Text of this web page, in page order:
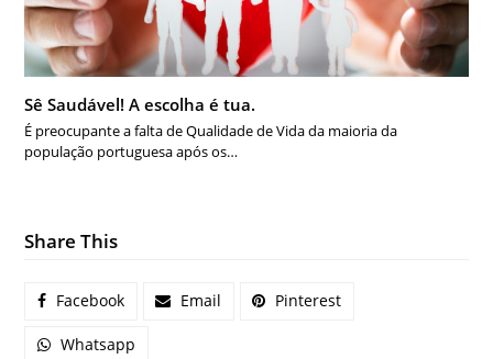
Sê Saudável! A escolha é tua.
É preocupante a falta de Qualidade de Vida da maioria da
população portuguesa após os…
Share This
Facebook Email Pinterest
Whatsapp